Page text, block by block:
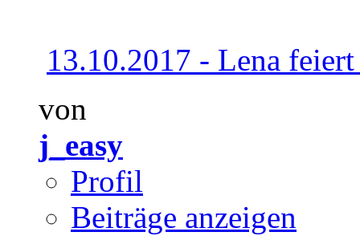
13.10.2017 - Lena
von
j_easy
Profil
Beiträge anzeigen